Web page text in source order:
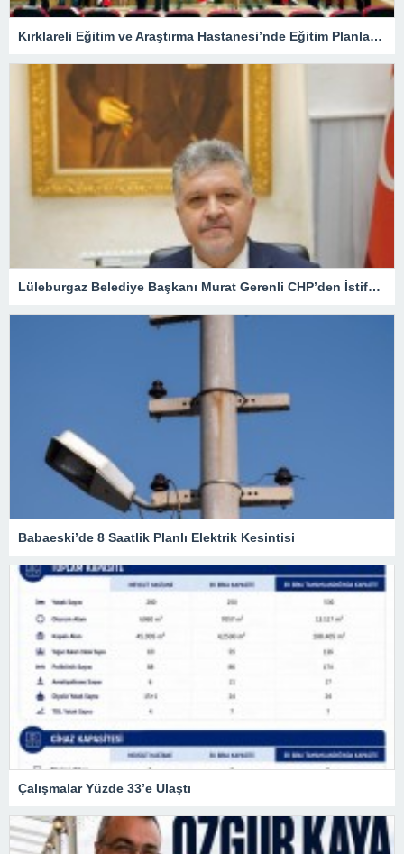
Kırklareli Eğitim ve Araştırma Hastanesi’nde Eğitim Planlaması Masaya Yatırıldı
Lüleburgaz Belediye Başkanı Murat Gerenli CHP’den İstifa Etti
Babaeski’de 8 Saatlik Planlı Elektrik Kesintisi
Çalışmalar Yüzde 33’e Ulaştı